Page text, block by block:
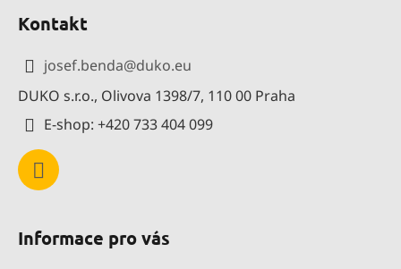
p
r
v
Kontakt
josef.benda@duko.eu
DUKO s.r.o., Olivova 1398/7, 110 00 Praha
E-shop: +420 733 404 099
Informace pro vás